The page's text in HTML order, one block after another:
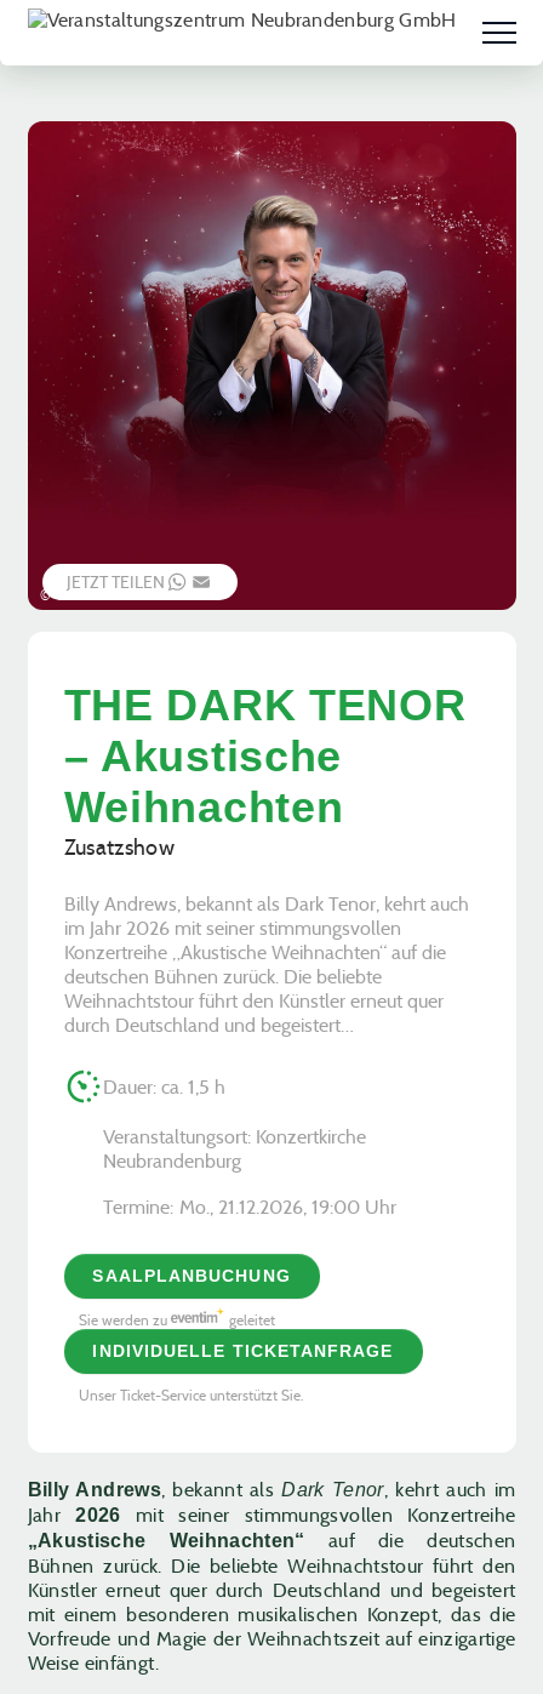
Billy Andrews, bekannt alsDark Tenor, kehrt auch im
Jahr2026 mit seiner stimmungsvollen Konzertreihe
„Akustische Weihnachten“
auf die deutschen
Bühnen zurück. Die beliebte Weihnachtstour führt den
Künstler erneut quer durch Deutschland und begeistert
mit einem besonderen musikalischen Konzept, das die
Vorfreude und Magie der Weihnachtszeit auf einzigartige
Weise einfängt.
© Veranstalter
JETZT TEILEN WHATSAPP
EMAIL
THE DARK TENOR
– Akustische
Weihnachten
Zusatzshow
Billy Andrews, bekannt als Dark Tenor, kehrt auch
im Jahr 2026 mit seiner stimmungsvollen
Konzertreihe „Akustische Weihnachten“ auf die
deutschen Bühnen zurück. Die beliebte
Weihnachtstour führt den Künstler erneut quer
durch Deutschland und begeistert…
Dauer: ca. 1,5 h
Veranstaltungsort: Konzertkirche
Neubrandenburg
Termine: Mo., 21.12.2026, ­19:00 Uhr
SAALPLANBUCHUNG
Sie werden zu geleitet
INDIVIDUELLE TICKETANFRAGE
Unser Ticket-Service unterstützt Sie.